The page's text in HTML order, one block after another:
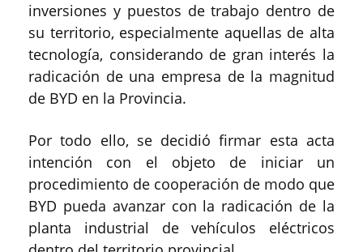
inversiones y puestos de trabajo dentro de
su territorio, especialmente aquellas de alta
tecnología, considerando de gran interés la
radicación de una empresa de la magnitud
de BYD en la Provincia.
Por todo ello, se decidió firmar esta acta
intención con el objeto de iniciar un
procedimiento de cooperación de modo que
BYD pueda avanzar con la radicación de la
planta industrial de vehículos eléctricos